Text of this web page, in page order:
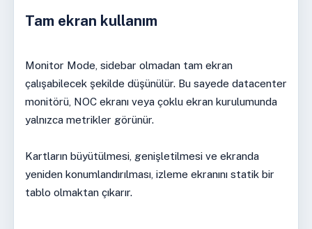
Tam ekran kullanım
Monitor Mode, sidebar olmadan tam ekran
çalışabilecek şekilde düşünülür. Bu sayede datacenter
monitörü, NOC ekranı veya çoklu ekran kurulumunda
yalnızca metrikler görünür.
Kartların büyütülmesi, genişletilmesi ve ekranda
yeniden konumlandırılması, izleme ekranını statik bir
tablo olmaktan çıkarır.